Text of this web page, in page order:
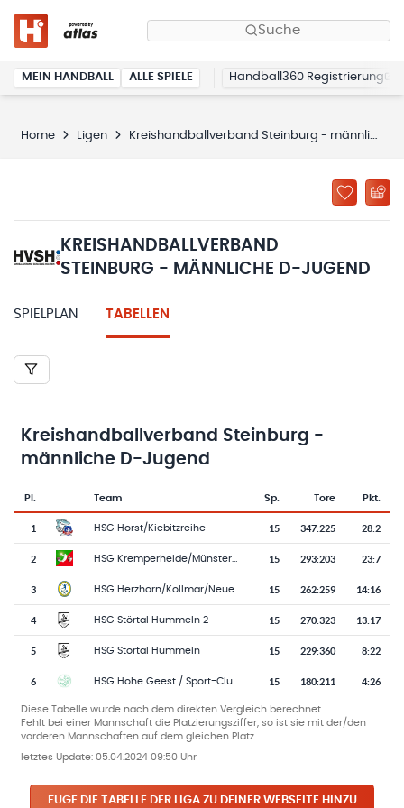
Suche
MEIN HANDBALL ALLE SPIELE Handball360 Registrierung
Home Ligen Kreishandballverband Steinburg - männliche D-Jugend
KREISHANDBALLVERBAND
STEINBURG - MÄNNLICHE D-JUGEND
SPIELPLAN TABELLEN
Kreishandballverband Steinburg -
männliche D-Jugend
Tabelle mit Vereinsplatzierungen, Spielen, Toren und Punkten
Pl.
Team-Logo
Team Sp. Tore Pkt.
1 HSG Horst/Kiebitzreihe 15 347:225 28:2
2 15 293:203 23:7
3 15 262:259 14:16
4 HSG Störtal Hummeln 2 15 270:323 13:17
5 HSG Störtal Hummeln 15 229:360 8:22
6 15 180:211 4:26
Diese Tabelle wurde nach dem direkten Vergleich berechnet.
Fehlt bei einer Mannschaft die Platzierungsziffer, so ist sie mit der/den
vorderen Mannschaften auf dem gleichen Platz.
letztes Update: 05.04.2024 09:50 Uhr
FÜGE DIE TABELLE DER LIGA ZU DEINER WEBSEITE HINZU